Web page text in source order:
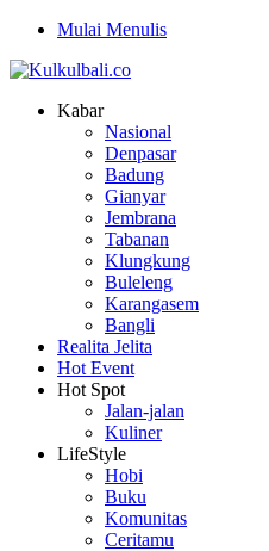
Mulai Menulis
Kabar
Nasional
Denpasar
Badung
Gianyar
Jembrana
Tabanan
Klungkung
Buleleng
Karangasem
Bangli
Realita Jelita
Hot Event
Hot Spot
Jalan-jalan
Kuliner
LifeStyle
Hobi
Buku
Komunitas
Ceritamu